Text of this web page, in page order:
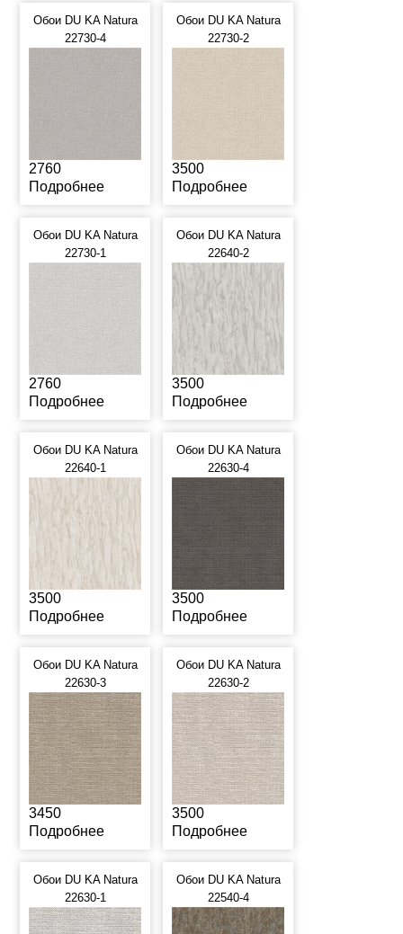
Обои DU KA Natura
22730-4
2760
Подробнее
Обои DU KA Natura
22730-2
3500
Подробнее
Обои DU KA Natura
22730-1
2760
Подробнее
Обои DU KA Natura
22640-2
3500
Подробнее
Обои DU KA Natura
22640-1
3500
Подробнее
Обои DU KA Natura
22630-4
3500
Подробнее
Обои DU KA Natura
22630-3
3450
Подробнее
Обои DU KA Natura
22630-2
3500
Подробнее
Обои DU KA Natura
22630-1
Обои DU KA Natura
22540-4